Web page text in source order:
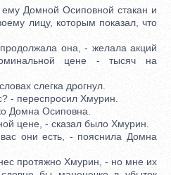
Домной Осиповной стакан и
лицу, которым показал, что
она, - желала акций
цене - тысяч на
слегка дрогнул.
переспросил Хмурин.
Домна Осиповна.
цене, - сказал было Хмурин.
они есть, - пояснила Домна
протяжно Хмурин, - но мне их